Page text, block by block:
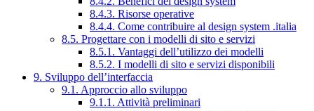
8.4.3. Risorse operative
8.4.4. Come contribuire al design system .italia
8.5. Progettare con i modelli di sito e servizi
8.5.1. Vantaggi dell’utilizzo dei modelli
8.5.2. I modelli di sito e servizi disponibili
9. Sviluppo dell’interfaccia
9.1. Approccio allo sviluppo
9.1.1. Attività preliminari